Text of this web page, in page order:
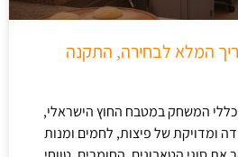
המלא לבחירה, התקנה
המשחק במטבח החוץ הישראלי,
ומדויקת של פיצות, לחמים ומנות